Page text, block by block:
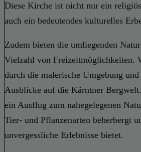
Diese Kirche ist nicht nur ein
auch ein bedeutendes kulturelles
Zudem bieten die umliegenden
Vielzahl von Freizeitmöglichkeiten.
durch die malerische Umgebung
Ausblicke auf die Kärntner
ein Ausflug zum nahegelegenen
Tier- und Pflanzenarten beherbergt
unvergessliche Erlebnisse bietet.